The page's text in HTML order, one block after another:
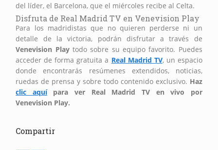
del líder, el Barcelona, que el miércoles recibe al Celta.
Disfruta de Real Madrid TV en Venevision Play
Para los madridistas que no quieren perderse ni un
detalle de la victoria, podrán disfrutar a través de
Venevision Play todo sobre su equipo favorito. Puedes
acceder de forma gratuita a Real Madrid TV, un espacio
donde encontrarás resúmenes extendidos, noticias,
ruedas de prensa y sobre todo contenido exclusivo. Haz
clic aquípara ver Real Madrid TV en vivo por
Venevision Play.
Compartir